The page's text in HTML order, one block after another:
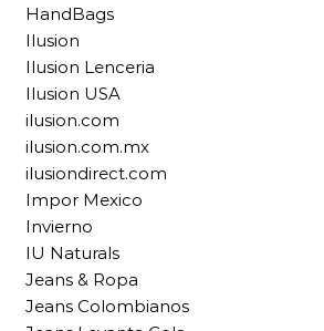
HandBags
Ilusion
Ilusion Lenceria
Ilusion USA
ilusion.com
ilusion.com.mx
ilusiondirect.com
Impor Mexico
Invierno
IU Naturals
Jeans & Ropa
Jeans Colombianos